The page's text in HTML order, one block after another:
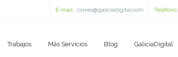
E-mail : correo@galiciadigital.com Teléfono:
Trabajos Más Servicios Blog GaliciaDigital